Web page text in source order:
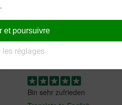
.
et poursuivre
les réglages
Translate to English
Silke Trautwein
Bin sehr zufrieden